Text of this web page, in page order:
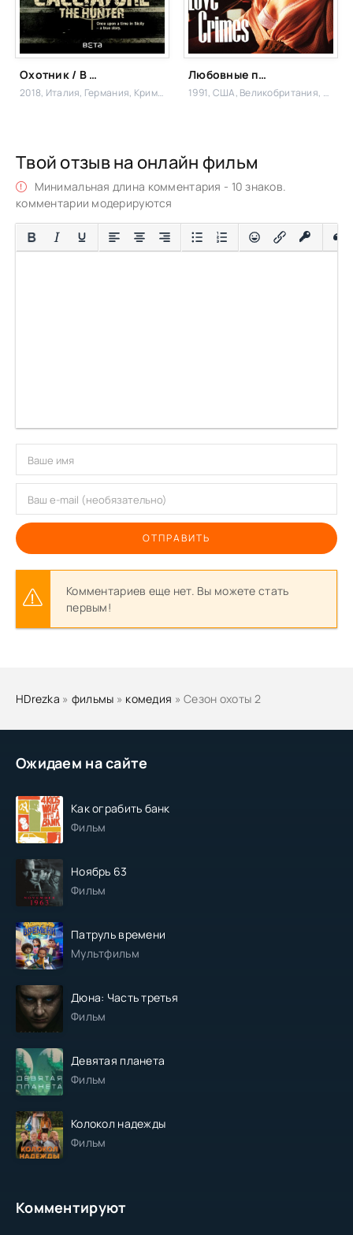
Ожидаем на сайте
Как ограбить банк
Фильм
Ноябрь 63
Фильм
Патруль времени
Мультфильм
Дюна: Часть третья
Фильм
Девятая планета
Фильм
Колокол надежды
Фильм
Комментируют
Охотник / В погоне за мафией
2018, Италия, Германия, Криминал, Боевик,
Любовные преступления
1991, США, Великобритания,
Твой отзыв на онлайн фильм
Минимальная длина комментария - 10 знаков.
комментарии модерируются
ОТПРАВИТЬ
Комментариев еще нет. Вы можете стать
первым!
HDrezka » фильмы » комедия » Сезон охоты 2